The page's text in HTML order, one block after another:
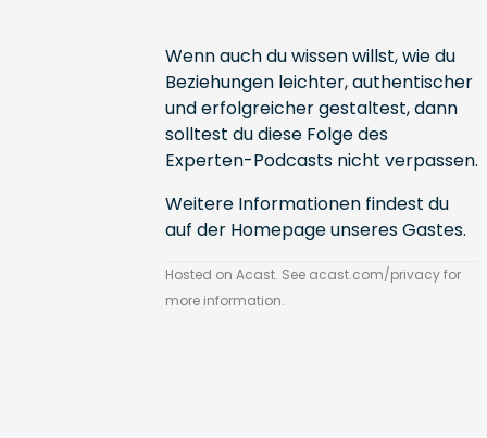
Wenn auch du wissen willst, wie du
Beziehungen leichter, authentischer
und erfolgreicher gestaltest, dann
solltest du diese Folge des
Experten-Podcasts nicht verpassen.
Weitere Informationen findest du
auf der Homepage unseres Gastes.
Hosted on Acast. See acast.com/privacyfor
more information.